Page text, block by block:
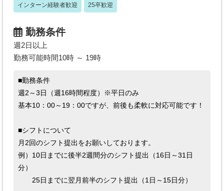
インターン経験者歓迎 25卒歓迎
勤務条件
週2日以上
勤務可能時間10時 ～ 19時
■勤務条件
週2～3日（週16時間程度）※平日のみ
基本10：00～19：00ですが、前後も柔軟に対応可能です！
■シフトについて
月2回のシフト提出をお願いしております。
例）10日までに後半2週間分のシフト提出（16日～31日
分）
25日までに翌月前半のシフト提出（1日～15日分）